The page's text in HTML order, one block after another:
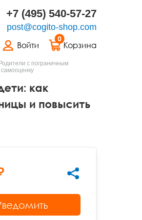
+7 (495) 540-57-27
post@cogito-shop.com
Войти
0
Корзина
Родители с пограничным
как
и повысить